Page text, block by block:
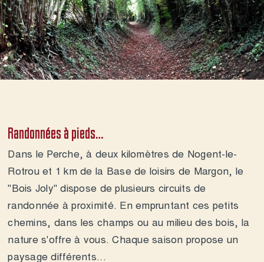
Contact
Randonnées à pieds…
Dans le Perche, à deux kilomètres de Nogent-le-
Rotrou et 1 km de la Base de loisirs de Margon, le
"Bois Joly" dispose de plusieurs circuits de
randonnée à proximité. En empruntant ces petits
chemins, dans les champs ou au milieu des bois, la
nature s'offre à vous. Chaque saison propose un
paysage différents...